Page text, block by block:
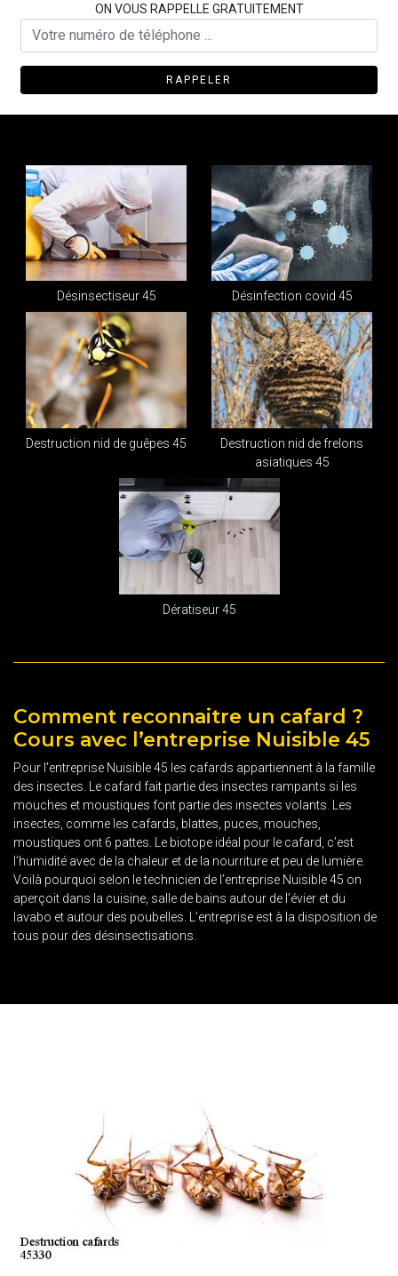
ON VOUS RAPPELLE GRATUITEMENT
Désinsectiseur 45 Désinfection covid 45
Destruction nid de guêpes 45
Destruction nid de frelons
asiatiques 45
Dératiseur 45
Comment reconnaitre un cafard ?
Cours avec l’entreprise Nuisible 45
Pour l’entreprise Nuisible 45 les cafards appartiennent à la famille
des insectes. Le cafard fait partie des insectes rampants si les
mouches et moustiques font partie des insectes volants. Les
insectes, comme les cafards, blattes, puces, mouches,
moustiques ont 6 pattes. Le biotope idéal pour le cafard, c’est
l’humidité avec de la chaleur et de la nourriture et peu de lumière.
Voilà pourquoi selon le technicien de l’entreprise Nuisible 45 on
aperçoit dans la cuisine, salle de bains autour de l’évier et du
lavabo et autour des poubelles. L’entreprise est à la disposition de
tous pour des désinsectisations.